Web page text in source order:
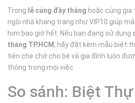
Trong lễ cúng đầy tháng hoặc cúng gia
ngôi nhà khang trang như VIP10 giúp
hơn bao giờ hết. Nếu bạn đang sử dụng
tháng TP.HCM , hãy đặt kèm mẫu biệt
tiên che chở cho bé và gia đình luôn
thông trong mọi việc.
So sánh: Biệt